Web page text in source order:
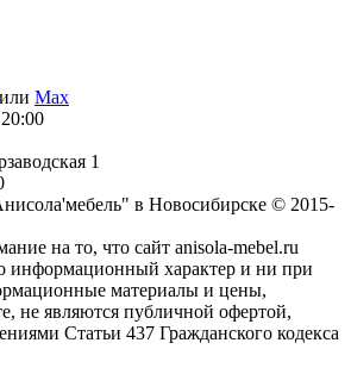
или Max
1
в Новосибирске © 2015-
на то, что сайт anisola-mebel.ru
информационный характер и ни при
материалы и цены,
не являются публичной офертой,
Статьи 437 Гражданского кодекса